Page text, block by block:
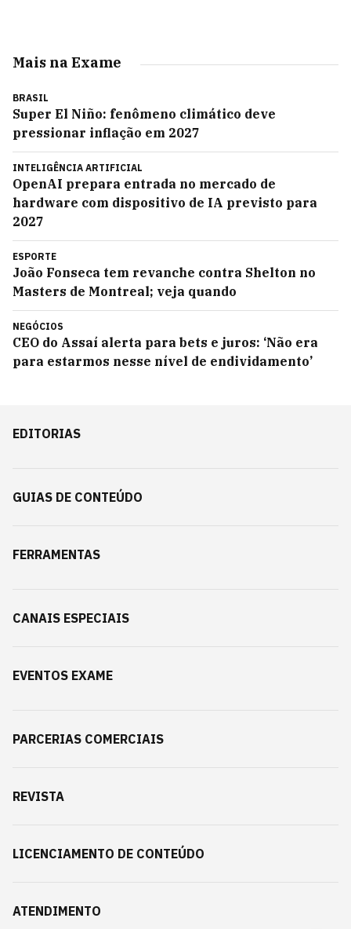
Mais na Exame
BRASIL
Super El Niño: fenômeno climático deve
pressionar inflação em 2027
INTELIGÊNCIA ARTIFICIAL
OpenAI prepara entrada no mercado de
hardware com dispositivo de IA previsto para
2027
ESPORTE
João Fonseca tem revanche contra Shelton no
Masters de Montreal; veja quando
NEGÓCIOS
CEO do Assaí alerta para bets e juros: ‘Não era
para estarmos nesse nível de endividamento’
EDITORIAS
GUIAS DE CONTEÚDO
FERRAMENTAS
CANAIS ESPECIAIS
EVENTOS EXAME
PARCERIAS COMERCIAIS
REVISTA
LICENCIAMENTO DE CONTEÚDO
ATENDIMENTO